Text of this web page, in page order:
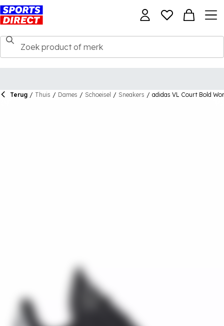
Terug / Thuis / Dames / Schoeisel / Sneakers / adidas VL Court Bold